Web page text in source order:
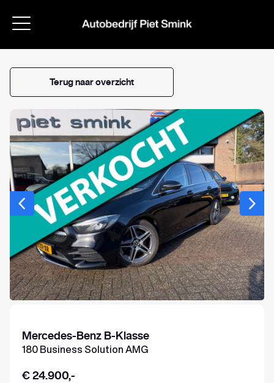
Terug naar overzicht
Mercedes-Benz B-Klasse
180 Business Solution AMG
€ 24.900,-
Bert Smink